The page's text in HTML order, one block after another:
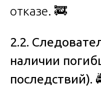
отказе. 🚒
2.2.
наличии
последствий).